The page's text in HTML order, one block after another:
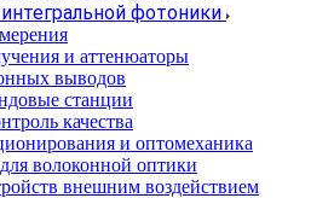
фотоники
и аттенюаторы
выводов
станции
качества
и оптомеханика
волоконной оптики
внешним воздействием